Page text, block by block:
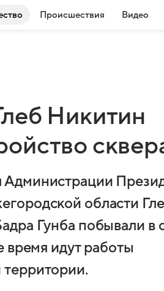
Происшествия Видео
Никитин
Администрации
области
Гунба побывали в
время идут работы
территории.